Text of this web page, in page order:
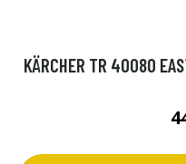
KÄRCHER TR 40080